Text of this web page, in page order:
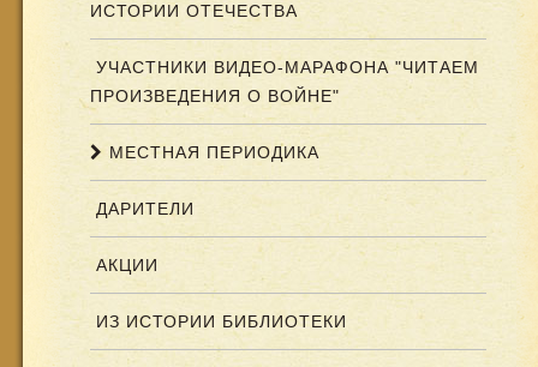
ИСТОРИИ ОТЕЧЕСТВА
УЧАСТНИКИ ВИДЕО-МАРАФОНА "ЧИТАЕМ
ПРОИЗВЕДЕНИЯ О ВОЙНЕ"
МЕСТНАЯ ПЕРИОДИКА
ДАРИТЕЛИ
АКЦИИ
ИЗ ИСТОРИИ БИБЛИОТЕКИ